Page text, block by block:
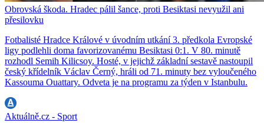
Obrovská škoda. Hradec pálil šance, proti Besiktasi nevyužil ani
přesilovku
Fotbalisté Hradce Králové v úvodním utkání 3. předkola Evropské
ligy podlehli doma favorizovanému Besiktasi 0:1. V 80. minutě
rozhodl Semih Kilicsoy. Hosté, v jejichž základní sestavě nastoupil
český křídelník Václav Černý, hráli od 71. minuty bez vyloučeného
Kassouma Ouattary. Odveta je na programu za týden v Istanbulu.
Aktuálně.cz - Sport